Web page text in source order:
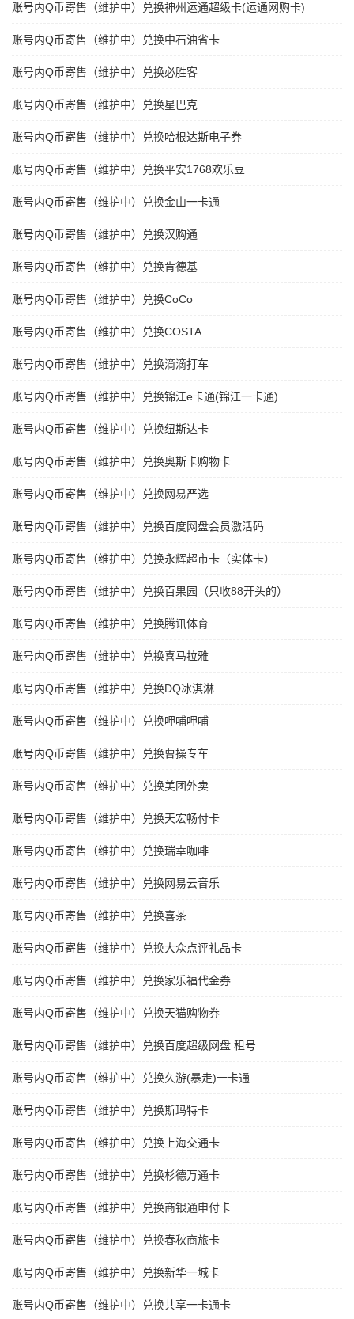
账号内Q币寄售（维护中）兑换神州运通超级卡(运通网购卡)
账号内Q币寄售（维护中）兑换中石油省卡
账号内Q币寄售（维护中）兑换必胜客
账号内Q币寄售（维护中）兑换星巴克
账号内Q币寄售（维护中）兑换哈根达斯电子券
账号内Q币寄售（维护中）兑换平安1768欢乐豆
账号内Q币寄售（维护中）兑换金山一卡通
账号内Q币寄售（维护中）兑换汉购通
账号内Q币寄售（维护中）兑换肯德基
账号内Q币寄售（维护中）兑换CoCo
账号内Q币寄售（维护中）兑换COSTA
账号内Q币寄售（维护中）兑换滴滴打车
账号内Q币寄售（维护中）兑换锦江e卡通(锦江一卡通)
账号内Q币寄售（维护中）兑换纽斯达卡
账号内Q币寄售（维护中）兑换奥斯卡购物卡
账号内Q币寄售（维护中）兑换网易严选
账号内Q币寄售（维护中）兑换百度网盘会员激活码
账号内Q币寄售（维护中）兑换永辉超市卡（实体卡）
账号内Q币寄售（维护中）兑换百果园（只收88开头的）
账号内Q币寄售（维护中）兑换腾讯体育
账号内Q币寄售（维护中）兑换喜马拉雅
账号内Q币寄售（维护中）兑换DQ冰淇淋
账号内Q币寄售（维护中）兑换呷哺呷哺
账号内Q币寄售（维护中）兑换曹操专车
账号内Q币寄售（维护中）兑换美团外卖
账号内Q币寄售（维护中）兑换天宏畅付卡
账号内Q币寄售（维护中）兑换瑞幸咖啡
账号内Q币寄售（维护中）兑换网易云音乐
账号内Q币寄售（维护中）兑换喜茶
账号内Q币寄售（维护中）兑换大众点评礼品卡
账号内Q币寄售（维护中）兑换家乐福代金券
账号内Q币寄售（维护中）兑换天猫购物券
账号内Q币寄售（维护中）兑换百度超级网盘 租号
账号内Q币寄售（维护中）兑换久游(暴走)一卡通
账号内Q币寄售（维护中）兑换斯玛特卡
账号内Q币寄售（维护中）兑换上海交通卡
账号内Q币寄售（维护中）兑换杉德万通卡
账号内Q币寄售（维护中）兑换商银通申付卡
账号内Q币寄售（维护中）兑换春秋商旅卡
账号内Q币寄售（维护中）兑换新华一城卡
账号内Q币寄售（维护中）兑换共享一卡通卡